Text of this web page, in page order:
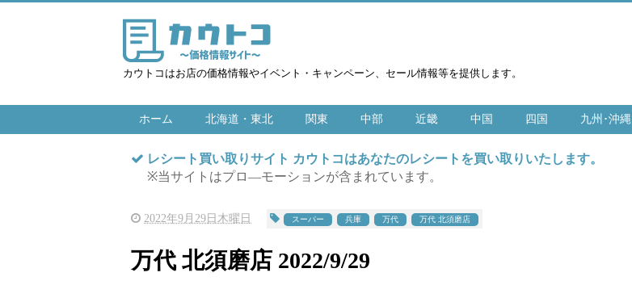
カウトコはお店の価格情報やイベント・キャンペーン、セール情報等を提供します。
ホーム 北海道・東北 関東 中部 近畿 中国 四国 九州･沖縄
レシート買い取りサイト カウトコはあなたのレシートを買い取りいたします。
※当サイトはプロ―モーションが含まれています。
2022年9月29日木曜日 スーパー 兵庫 万代 万代 北須磨店
万代 北須磨店 2022/9/29